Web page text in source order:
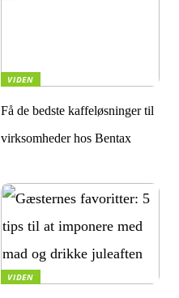
VIDEN
Få de bedste kaffeløsninger til
virksomheder hos Bentax
VIDEN